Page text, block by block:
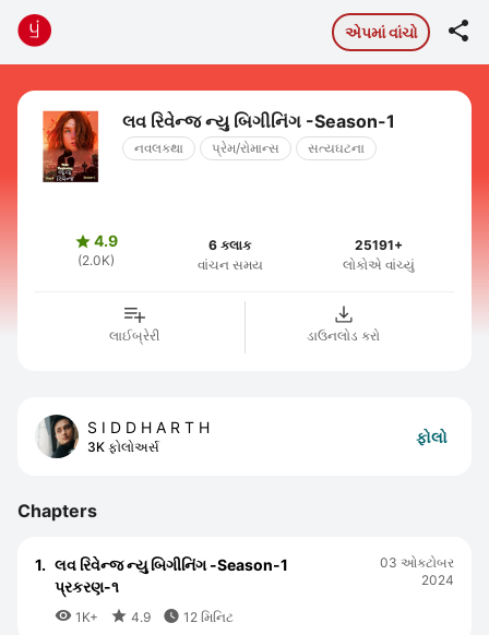
એપમાં વાંચો 
લવ રિવેન્જ ન્યુ બિગીનિંગ -Season-1
નવલકથા પ્રેમ/રોમાન્સ સત્યઘટના
 4.9
(2.0K)
6 કલાક
વાંચન સમય
25191+
લોકોએ વાંચ્યું
લાઈબ્રેરી ડાઉનલોડ કરો
S I D D H A R T H
3K ફોલોઅર્સ
ફોલો
Chapters
1. લવ રિવેન્જ ન્યુ બિગીનિંગ -Season-1
પ્રકરણ-૧
 1K+  4.9  12 મિનિટ
03 ઓકટોબર
2024